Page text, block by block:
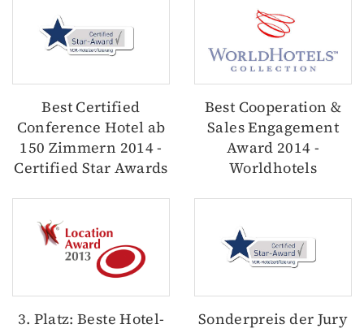
Best Certified
Conference Hotel ab
150 Zimmern 2014 -
Certified Star Awards
Best Cooperation &
Sales Engagement
Award 2014 -
Worldhotels
3. Platz: Beste Hotel-
Sonderpreis der Jury